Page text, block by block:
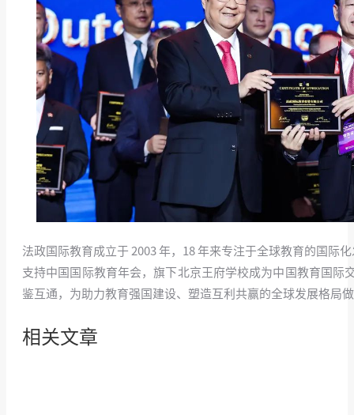
法政国际教育成立于 2003 年，18 年来专注于全球教育的国际
支持中国国际教育年会，旗下北京王府学校成为中国教育国
鉴互通，为助力教育强国建设、塑造互利共赢的全球发展格局
相关文章